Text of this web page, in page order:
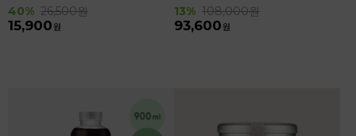
40% 26,500원
15,900원
13% 108,000원
93,600원